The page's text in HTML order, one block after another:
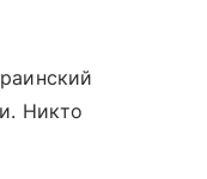
Никто